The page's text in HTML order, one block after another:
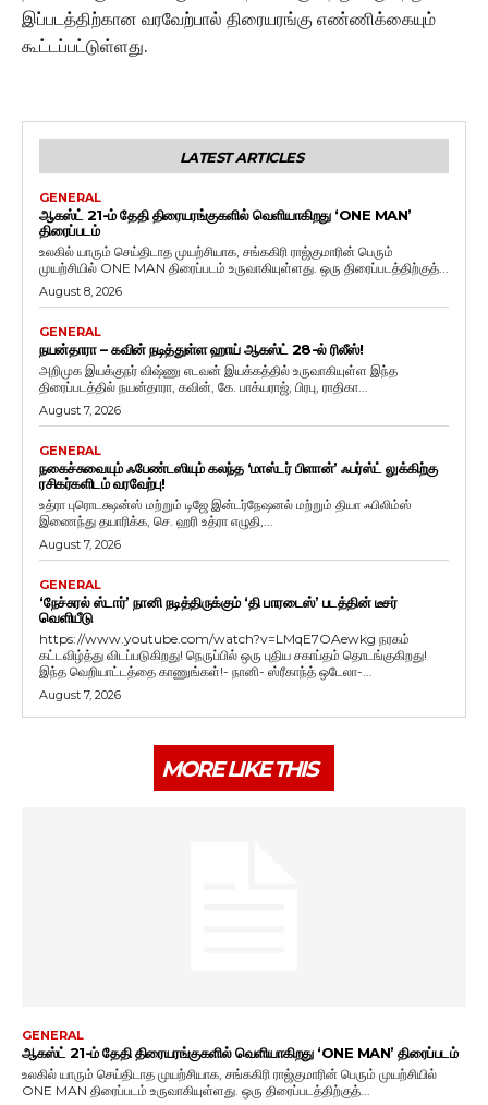
இப்படத்திற்கான வரவேற்பால் திரையரங்கு எண்ணிக்கையும்
கூட்டப்பட்டுள்ளது.
LATEST ARTICLES
GENERAL
ஆகஸ்ட் 21-ம் தேதி திரையரங்குகளில் வெளியாகிறது ‘ONE MAN’
திரைப்படம்
உலகில் யாரும் செய்திடாத முயற்சியாக, சங்ககிரி ராஜ்குமாரின் பெரும்
முயற்சியில் ONE MAN திரைப்படம் உருவாகியுள்ளது. ஒரு திரைப்படத்திற்குத்...
August 8, 2026
GENERAL
நயன்தாரா – கவின் நடித்துள்ள ஹாய் ஆகஸ்ட் 28-ல் ரிலீஸ்!
அறிமுக இயக்குநர் விஷ்ணு எடவன் இயக்கத்தில் உருவாகியுள்ள இந்த
திரைப்படத்தில் நயன்தாரா, கவின், கே. பாக்யராஜ், பிரபு, ராதிகா...
August 7, 2026
GENERAL
நகைச்சுவையும் ஃபேண்டஸியும் கலந்த ‘மாஸ்டர் பிளான்’ ஃபர்ஸ்ட் லுக்கிற்கு
ரசிகர்களிடம் வரவேற்பு!
உத்ரா புரொடக்ஷன்ஸ் மற்றும் டிஜே இன்டர்நேஷனல் மற்றும் தியா ஃபிலிம்ஸ்
இணைந்து தயாரிக்க, செ. ஹரி உத்ரா எழுதி,...
August 7, 2026
GENERAL
‘நேச்சுரல் ஸ்டார்’ நானி நடித்திருக்கும் ‘தி பாரடைஸ்’ படத்தின் டீசர்
வெளியீடு
https://www.youtube.com/watch?v=LMqE7OAewkg நரகம்
கட்டவிழ்த்து விடப்படுகிறது! நெருப்பில் ஒரு புதிய சகாப்தம் தொடங்குகிறது!
இந்த வெறியாட்டத்தை காணுங்கள்!- நானி- ஸ்ரீகாந்த் ஒடேலா-...
August 7, 2026
MORE LIKE THIS
GENERAL
ஆகஸ்ட் 21-ம் தேதி திரையரங்குகளில் வெளியாகிறது ‘ONE MAN’ திரைப்படம்
உலகில் யாரும் செய்திடாத முயற்சியாக, சங்ககிரி ராஜ்குமாரின் பெரும் முயற்சியில்
ONE MAN திரைப்படம் உருவாகியுள்ளது. ஒரு திரைப்படத்திற்குத்...